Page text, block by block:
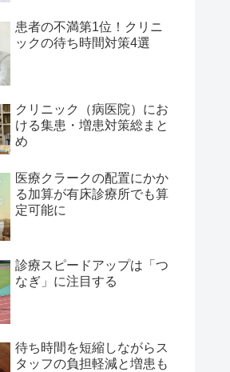
患者の不満第1位！クリニ
ックの待ち時間対策4選
クリニック（病医院）にお
ける集患・増患対策総まと
め
医療クラークの配置にかか
る加算が有床診療所でも算
定可能に
診療スピードアップは「つ
なぎ」に注目する
待ち時間を短縮しながらス
タッフの負担軽減と増患も